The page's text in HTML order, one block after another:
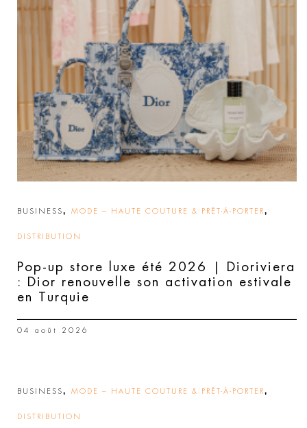
BUSINESS, MODE – HAUTE COUTURE & PRÊT-À-PORTER,
DISTRIBUTION
Pop-up store luxe été 2026 | Dioriviera
: Dior renouvelle son activation estivale
en Turquie
04 août 2026
BUSINESS, MODE – HAUTE COUTURE & PRÊT-À-PORTER,
DISTRIBUTION